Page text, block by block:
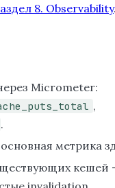
8. Observability
Micrometer:
,
.
метрика
кешей